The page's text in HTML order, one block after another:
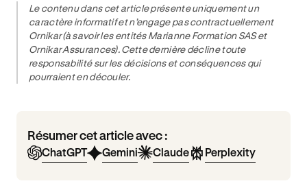
Le contenu dans cet article présente uniquement un
caractère informatif et n’engage pas contractuellement
Ornikar (à savoir les entités Marianne Formation SAS et
Ornikar Assurances). Cette dernière décline toute
responsabilité sur les décisions et conséquences qui
pourraient en découler.
Résumer cet article avec :
ChatGPT Gemini Claude Perplexity